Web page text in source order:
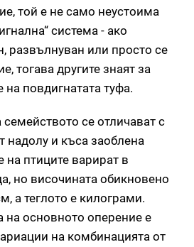
той е не само неустоима
система - ако
развълнуван или просто се
тогава другите знаят за
на повдигнатата туфа.
се отличават с
и къса заоблена
птиците варират в
но височината обикновено
а теглото е килограми.
на основното оперение е
на комбинацията от